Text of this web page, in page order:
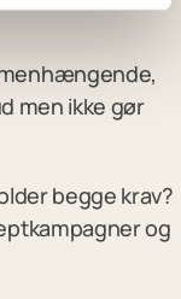
men ikke gør
begge krav?
og